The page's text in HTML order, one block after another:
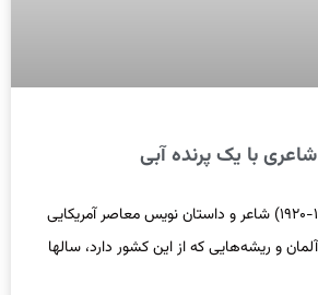
با یک پرنده آبی
چارلز بوکوفسکی (۱۹۹۴-۱۹۲۰) شاعر و داستان نویس معاصر آمریکایی
و ریشه‌هایی که از این کشور دارد، سالها